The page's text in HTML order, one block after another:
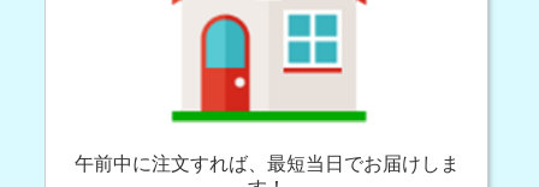
午前中に注文すれば、最短当日でお届けしま